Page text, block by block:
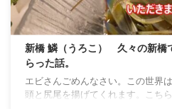
新橋 鱗（うろこ） 久々の新橋
らった話。
エビさんごめんなさい。この世界
頭と尻尾を揚げてくれます。こち